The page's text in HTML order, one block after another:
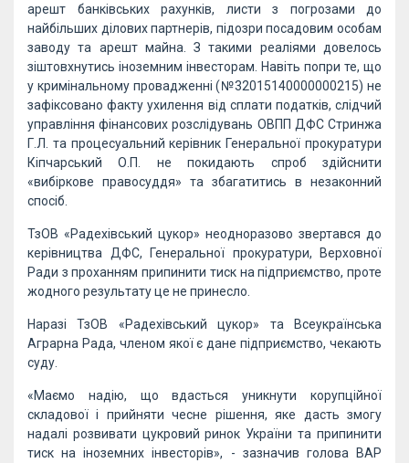
арешт банківських рахунків, листи з погрозами до
найбільших ділових партнерів, підозри посадовим особам
заводу та арешт майна. З такими реаліями довелось
зіштовхнутись іноземним інвесторам. Навіть попри те, що
у кримінальному провадженні (№32015140000000215) не
зафіксовано факту ухилення від сплати податків, слідчий
управління фінансових розслідувань ОВПП ДФС Стринжа
Г.Л. та процесуальний керівник Генеральної прокуратури
Кіпчарський О.П. не покидають спроб здійснити
«вибіркове правосуддя» та збагатитись в незаконний
спосіб.
ТзОВ «Радехівський цукор» неодноразово звертався до
керівництва ДФС, Генеральної прокуратури, Верховної
Ради з проханням припинити тиск на підприємство, проте
жодного результату це не принесло.
Наразі ТзОВ «Радехівський цукор» та Всеукраїнська
Аграрна Рада, членом якої є дане підприємство, чекають
суду.
«Маємо надію, що вдасться уникнути корупційної
складової і прийняти чесне рішення, яке дасть змогу
надалі розвивати цукровий ринок України та припинити
тиск на іноземних інвесторів», - зазначив голова ВАР